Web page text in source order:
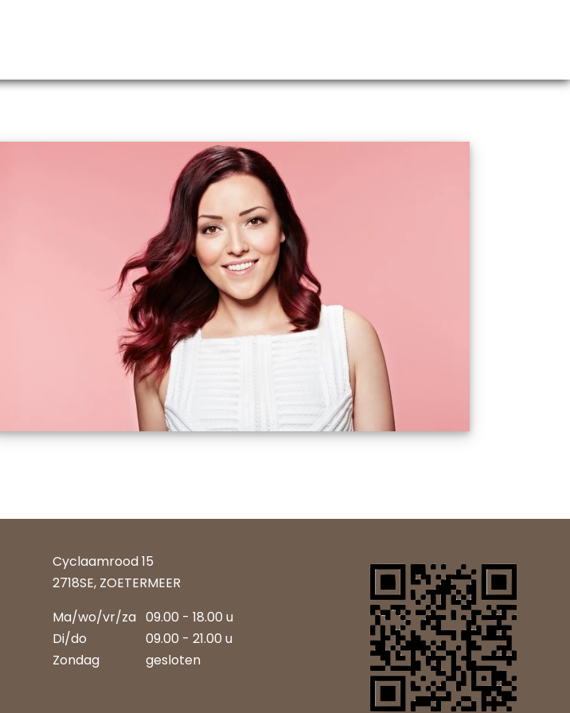
Cyclaamrood 15
2718SE, ZOETERMEER
Ma/wo/vr/za 09.00 - 18.00 u
Di/do
09.00 - 21.00 u
Zondag
gesloten